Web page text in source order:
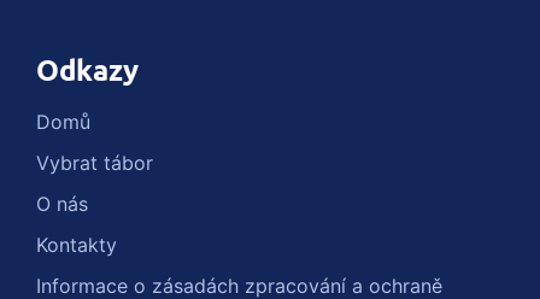
Odkazy
Domů
Vybrat tábor
O nás
Kontakty
Informace o zásadách zpracování a ochraně